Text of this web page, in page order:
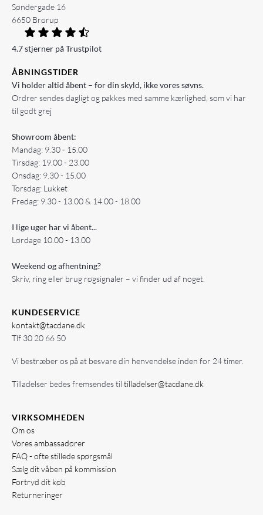
Søndergade 16
6650 Brørup
4.7 stjerner på Trustpilot
ÅBNINGSTIDER
Vi holder altid åbent – for din skyld, ikke vores søvns.
Ordrer sendes dagligt og pakkes med samme kærlighed, som vi har
til godt grej
Showroom åbent:
Mandag: 9.30 - 15.00
Tirsdag: 19.00 - 23.00
Onsdag: 9.30 - 15.00
Torsdag: Lukket
Fredag: 9.30 - 13.00 & 14.00 - 18.00
I lige uger har vi åbent...
Lørdage 10.00 - 13.00
Weekend og afhentning?
Skriv, ring eller brug røgsignaler – vi finder ud af noget.
KUNDESERVICE
kontakt@tacdane.dk
Tlf 30 20 66 50
Vi bestræber os på at besvare din henvendelse inden for 24 timer.
Tilladelser bedes fremsendes til tilladelser@tacdane.dk
VIRKSOMHEDEN
Om os
Vores ambassadører
FAQ - ofte stillede spørgsmål
Sælg dit våben på kommission
Fortryd dit køb
Returneringer